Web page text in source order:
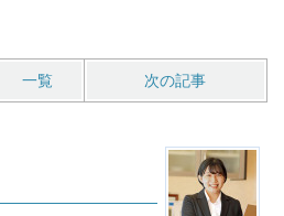
一覧 次の記事